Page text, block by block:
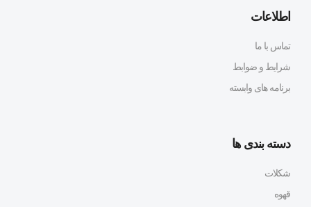
اطلاعات
تماس با ما
شرایط و ضوابط
برنامه های وابسته
دسته بندی ها
شکلات
قهوه